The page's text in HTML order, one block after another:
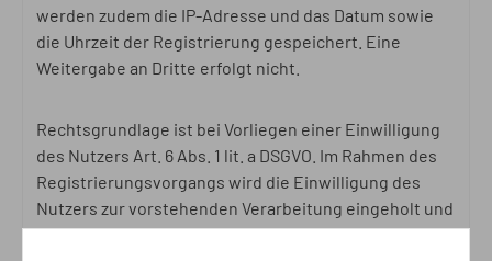
werden zudem die IP-Adresse und das Datum sowie
die Uhrzeit der Registrierung gespeichert. Eine
Weitergabe an Dritte erfolgt nicht.
Rechtsgrundlage ist bei Vorliegen einer Einwilligung
des Nutzers Art. 6 Abs. 1 lit. a DSGVO. Im Rahmen des
Registrierungsvorgangs wird die Einwilligung des
Nutzers zur vorstehenden Verarbeitung eingeholt und
auf diese Datenschutzerklärung verwiesen. Die so